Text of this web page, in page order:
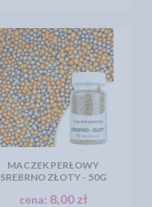
MACZEK PERŁOWY
SREBRNO ZŁOTY - 50G
cena: 8,00 zł